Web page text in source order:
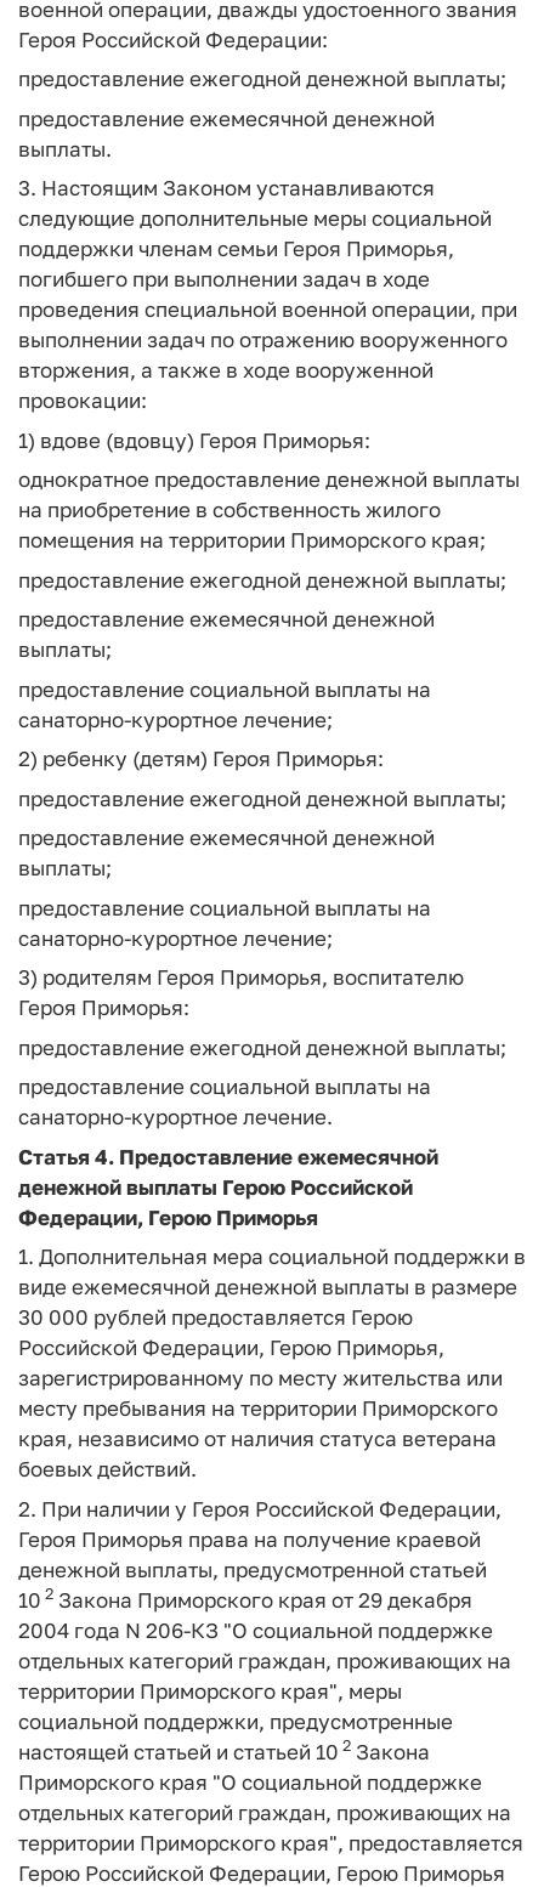
военной операции, дважды удостоенного звания
Героя Российской Федерации:
предоставление ежегодной денежной выплаты;
предоставление ежемесячной денежной
выплаты.
3. Настоящим Законом устанавливаются
следующие дополнительные меры социальной
поддержки членам семьи Героя Приморья,
погибшего при выполнении задач в ходе
проведения специальной военной операции, при
выполнении задач по отражению вооруженного
вторжения, а также в ходе вооруженной
провокации:
1) вдове (вдовцу) Героя Приморья:
однократное предоставление денежной выплаты
на приобретение в собственность жилого
помещения на территории Приморского края;
предоставление ежегодной денежной выплаты;
предоставление ежемесячной денежной
выплаты;
предоставление социальной выплаты на
санаторно-курортное лечение;
2) ребенку (детям) Героя Приморья:
предоставление ежегодной денежной выплаты;
предоставление ежемесячной денежной
выплаты;
предоставление социальной выплаты на
санаторно-курортное лечение;
3) родителям Героя Приморья, воспитателю
Героя Приморья:
предоставление ежегодной денежной выплаты;
предоставление социальной выплаты на
санаторно-курортное лечение.
Статья 4. Предоставление ежемесячной
денежной выплаты Герою Российской
Федерации, Герою Приморья
1. Дополнительная мера социальной поддержки в
виде ежемесячной денежной выплаты в размере
30 000 рублей предоставляется Герою
Российской Федерации, Герою Приморья,
зарегистрированному по месту жительства или
месту пребывания на территории Приморского
края, независимо от наличия статуса ветерана
боевых действий.
2. При наличии у Героя Российской Федерации,
Героя Приморья права на получение краевой
денежной выплаты, предусмотренной статьей
10 2 Закона Приморского края от 29 декабря
2004 года N 206-КЗ "О социальной поддержке
отдельных категорий граждан, проживающих на
территории Приморского края", меры
социальной поддержки, предусмотренные
настоящей статьей и статьей 10 2 Закона
Приморского края "О социальной поддержке
отдельных категорий граждан, проживающих на
территории Приморского края", предоставляется
Герою Российской Федерации, Герою Приморья